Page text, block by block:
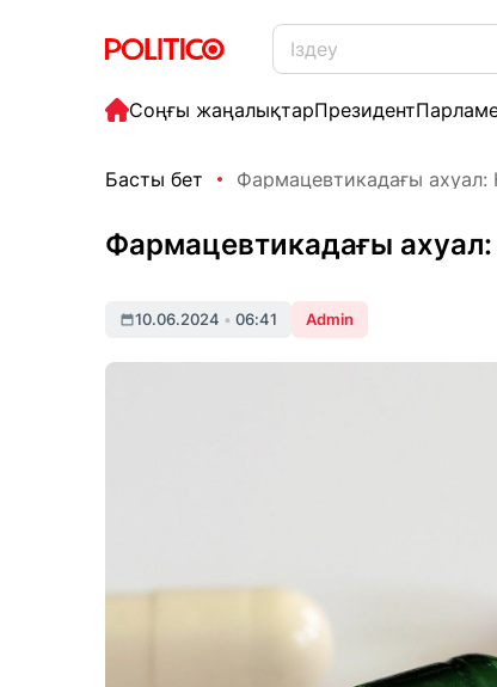
Соңғы жаңалықтарПрезидент
Басты бет Фармацевтикадағы ахуал:
Фармацевтикадағы ахуал:
10.06.2024 • 06:41 Admin